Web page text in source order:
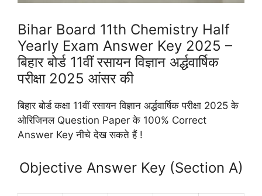
Bihar Board 11th Chemistry Half
Yearly Exam Answer Key 2025 –
बिहार बोर्ड 11वीं रसायन विज्ञान अर्द्धवार्षिक
परीक्षा 2025 आंसर की
बिहार बोर्ड कक्षा 11वीं रसायन विज्ञान अर्द्धवार्षिक परीक्षा 2025 के
ओरिजिनल Question Paper के 100% Correct
Answer Key नीचे देख सकते हैं !
Objective Answer Key (Section A)